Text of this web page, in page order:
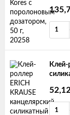
Клей-
52,12